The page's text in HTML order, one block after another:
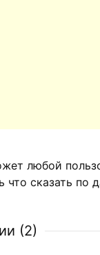
любой
что сказать по
(2)